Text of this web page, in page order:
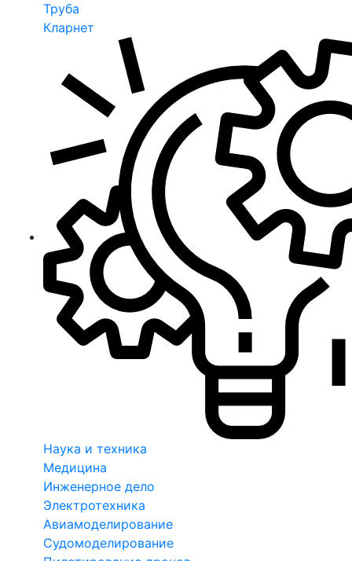
Труба
Кларнет
Наука и техника
Медицина
Инженерное дело
Электротехника
Авиамоделирование
Судомоделирование